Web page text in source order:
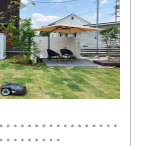
＊＊＊＊＊＊＊＊＊＊＊＊＊＊＊＊
＊＊＊＊＊＊＊＊